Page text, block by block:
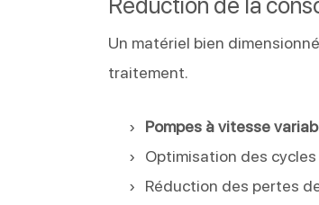
Un matériel bien
traitement.
Pompes à vitesse
Optimisation des
Réduction des pertes